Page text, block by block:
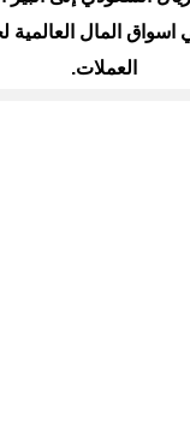
اسواق المال
العملات.